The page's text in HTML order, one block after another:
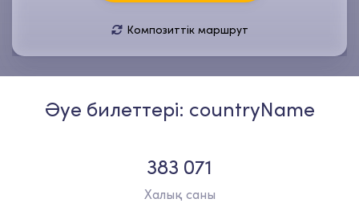
Композиттік маршрут
Әуе билеттері: countryName
383 071
Халық саны